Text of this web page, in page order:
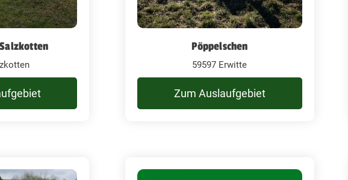
Pöppelschen
59597 Erwitte
Zum Auslaufgebiet